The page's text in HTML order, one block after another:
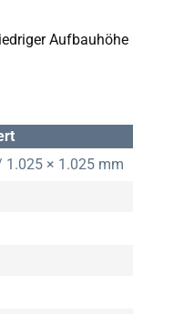
Aufbauhöhe
1.025 × 1.025 mm